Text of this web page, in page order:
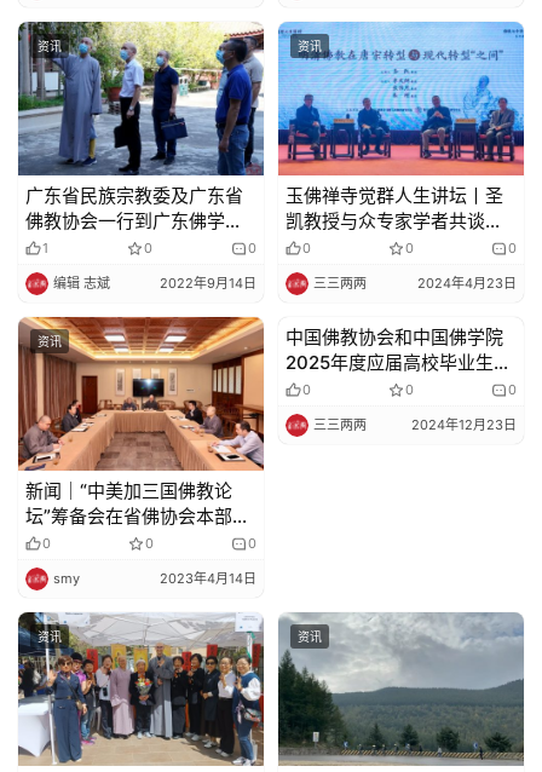
资讯
广东省民族宗教委及广东省
佛教协会一行到广东佛学院
岭东学院开展调研工作
1 0 0
编辑 志斌 2022年9月14日
资讯
玉佛禅寺觉群人生讲坛丨圣
凯教授与众专家学者共谈明
清佛教与社会生活史
0 0 0
三三两两 2024年4月23日
资讯
新闻｜“中美加三国佛教论
坛”筹备会在省佛协会本部举
行0 0 0
smy 2023年4月14日
资讯
中国佛教协会和中国佛学院
2025年度应届高校毕业生招
聘公告
0 0 0
三三两两 2024年12月23日
资讯 资讯